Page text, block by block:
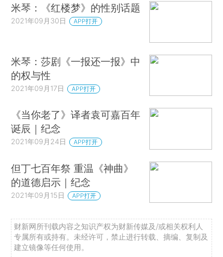
米琴：《红楼梦》的性别话题
2021年09月30日 APP打开
米琴：莎剧《一报还一报》中
的权与性
2021年09月17日 APP打开
《当你老了》译者袁可嘉百年
诞辰｜纪念
2021年09月24日 APP打开
但丁七百年祭 重温《神曲》
的道德启示｜纪念
2021年09月15日 APP打开
财新网所刊载内容之知识产权为财新传媒及/或相关权利人
专属所有或持有。未经许可，禁止进行转载、摘编、复制及
建立镜像等任何使用。